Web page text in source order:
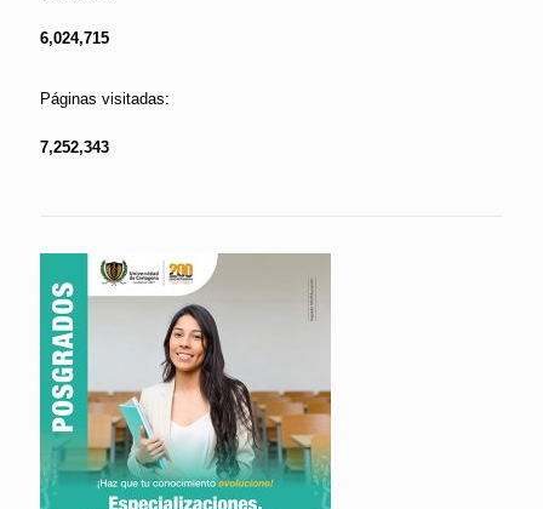
6,024,715
Páginas visitadas:
7,252,343